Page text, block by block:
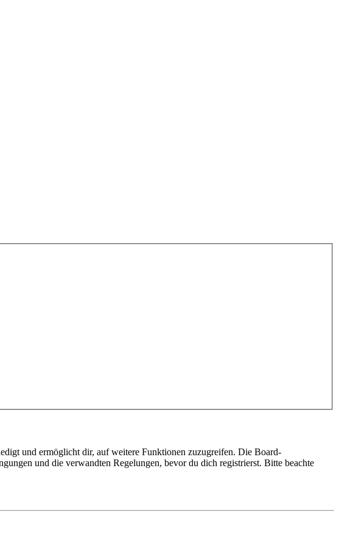
und ermöglicht dir, auf weitere Funktionen zuzugreifen. Die Board-
und die verwandten Regelungen, bevor du dich registrierst. Bitte beachte